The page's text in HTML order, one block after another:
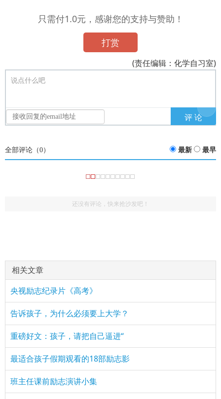
只需付1.0元，感谢您的支持与赞助！
打赏
(责任编辑：化学自习室)
说点什么吧
全部评论（0） 最新 最早
还没有评论，快来抢沙发吧！
相关文章
央视励志纪录片《高考》
告诉孩子，为什么必须要上大学？
重磅好文：孩子，请把自己逼进“
最适合孩子假期观看的18部励志影
班主任课前励志演讲小集